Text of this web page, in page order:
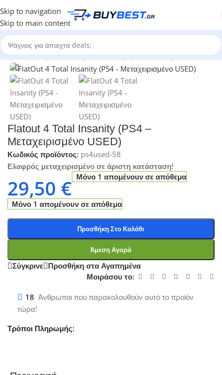
Skip to navigation
Skip to main content
/Ηλεκτρονικά Παιχνίδια/Μεταχειρισμένα Παιχνίδια - Retro
Click to enlarge
Flatout 4 Total Insanity (PS4 –
Μεταχειρισμένο USED)
Κωδικός προϊόντος: ps4used-58
Ελαφρός μεταχειρισμένo σε άριστη κατάσταση!
29,50 € Μόνο 1 απομένουν σε απόθεμα
Μόνο 1 απομένουν σε απόθεμα
Προσθήκη Στο Καλάθι
Άμεση Αγορά
Σύγκρινε Προσθήκη στα Αγαπημένα
Μοιράσου το:
18 Άνθρωποι που παρακολουθούν αυτό το προϊόν
τώρα!
Τρόποι Πληρωμής: